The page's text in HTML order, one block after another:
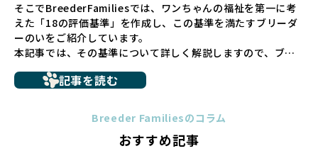
こうした背景から、BreederFamiliesはペットショップを介
さない直接販売を採用するとともに、ペットオークションや
ペットショップを利用するブリーダーの掲載も行ってしませ
ん。
ペットショップを避けた方がいい理由の詳細はこちら
法令レベルの最低基準にとどまっていることが問題です。こ
ものに過ぎず、ワンちゃんの心身の福祉やブリーダーの責任
そこでBreederFamiliesでは、ワンちゃんの福祉を第一に考
えた「18の評価基準」を作成し、この基準を満たすブリーダ
ーのいをご紹介しています。
本記事では、その基準について詳しく解説しますので、ブリ
に断尾（しっぽを切る）や断耳（耳を切る）が行われている
ことがあります。
これは痛みを伴う処置で、ワンちゃんの身体的な負担が大き
記事を読む
Breeder Familiesのコラム
おすすめ記事